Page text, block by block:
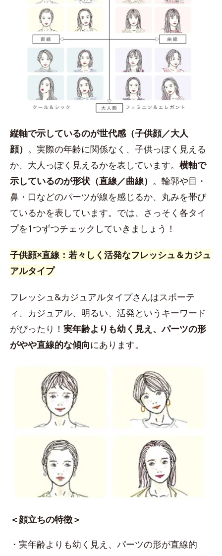
縦軸で示しているのが世代感（子供顔／大人
顔） 。実際の年齢に関係なく、子供っぽく見える
か、大人っぽく見えるかを表しています。 横軸で
示しているのが形状（直線／曲線） 。輪郭や目・
鼻・口などのパーツが線を感じるか、丸みを帯び
ているかを表しています。では、さっそく各タイ
プを1つずつチェックしていきましょう！
子供顔×直線：若々しく活発なフレッシュ＆カジュ
アルタイプ
フレッシュ&カジュアルタイプさんはスポーテ
ィ、カジュアル、明るい、活発というキーワード
がぴったり！ 実年齢よりも幼く見え、パーツの形
がやや直線的な傾向にあります。
＜顔立ちの特徴＞
・実年齢よりも幼く見え、パーツの形が直線的